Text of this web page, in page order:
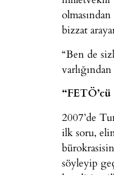
bizzat
“Ben de
2007’de
ilk soru,
söyleyip